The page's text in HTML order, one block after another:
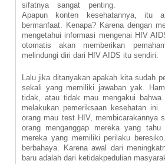
sifatnya sangat penting.
Apapun konten kesehatannya, itu
bermanfaat. Kenapa? Karena dengan
mengetahui informasi mengenai HIV
otomatis akan memberikan
melindungi diri dari HIV AIDS itu sendiri.
Lalu jika ditanyakan apakah kita sudah
sekali yang memiliki jawaban yak.
tidak, atau tidak mau mengakui bahwa
melakukan pemeriksaan kesehatan
orang mau test HIV, membicarakannya
orang menganggap mereka yang
mereka yang memiliki perilaku
berbahaya. Karena awal dari
baru adalah dari ketidakpedulian